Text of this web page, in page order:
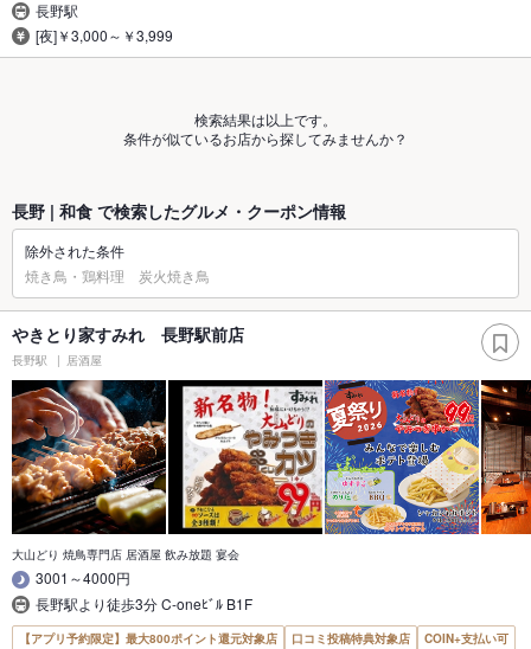
長野駅
[夜]￥3,000～￥3,999
検索結果は以上です。
条件が似ているお店から探してみませんか？
長野 | 和食 で検索したグルメ・クーポン情報
除外された条件
焼き鳥・鶏料理 炭火焼き鳥
やきとり家すみれ 長野駅前店
長野駅 居酒屋
大山どり 焼鳥専門店 居酒屋 飲み放題 宴会
3001～4000円
長野駅より徒歩3分 C-oneﾋﾞﾙ B1F
【アプリ予約限定】最大800ポイント還元対象店 口コミ投稿特典対象店
COIN+支払い可